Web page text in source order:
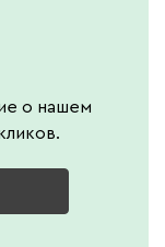
о нашем